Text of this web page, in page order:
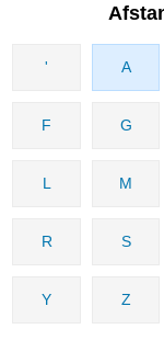
' A
F G
L M
R S
Y Z